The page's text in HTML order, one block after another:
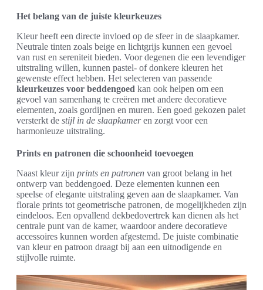
Het belang van de juiste kleurkeuzes
Kleur heeft een directe invloed op de sfeer in de slaapkamer.
Neutrale tinten zoals beige en lichtgrijs kunnen een gevoel
van rust en sereniteit bieden. Voor degenen die een levendiger
uitstraling willen, kunnen pastel- of donkere kleuren het
gewenste effect hebben. Het selecteren van passende
kleurkeuzes voor beddengoed kan ook helpen om een
gevoel van samenhang te creëren met andere decoratieve
elementen, zoals gordijnen en muren. Een goed gekozen palet
versterkt de stijl in de slaapkameren zorgt voor een
harmonieuze uitstraling.
Prints en patronen die schoonheid toevoegen
Naast kleur zijn prints en patronen van groot belang in het
ontwerp van beddengoed. Deze elementen kunnen een
speelse of elegante uitstraling geven aan de slaapkamer. Van
florale prints tot geometrische patronen, de mogelijkheden zijn
eindeloos. Een opvallend dekbedovertrek kan dienen als het
centrale punt van de kamer, waardoor andere decoratieve
accessoires kunnen worden afgestemd. De juiste combinatie
van kleur en patroon draagt bij aan een uitnodigende en
stijlvolle ruimte.